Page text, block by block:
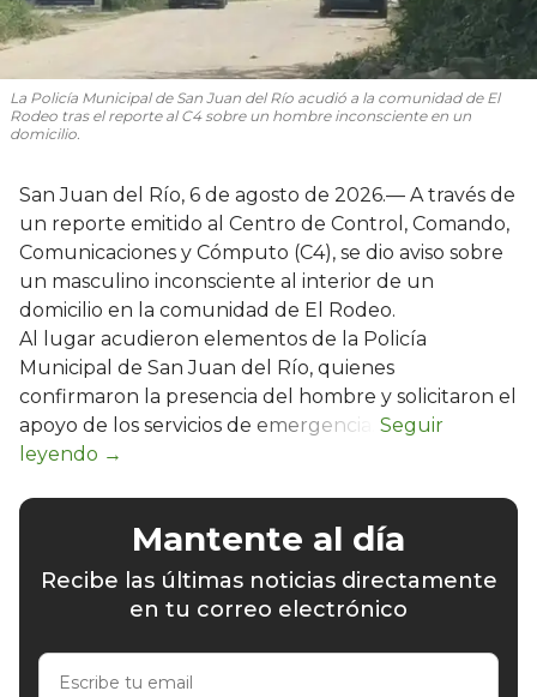
La Policía Municipal de San Juan del Río acudió a la comunidad de El
Rodeo tras el reporte al C4 sobre un hombre inconsciente en un
domicilio.
San Juan del Río, 6 de agosto de 2026.— A través de
un reporte emitido al Centro de Control, Comando,
Comunicaciones y Cómputo (C4), se dio aviso sobre
un masculino inconsciente al interior de un
domicilio en la comunidad de El Rodeo.
Al lugar acudieron elementos de la Policía
Municipal de San Juan del Río, quienes
confirmaron la presencia del hombre y solicitaron el
apoyo de los servicios de emergencia.
Mantente al día
Recibe las últimas noticias directamente
en tu correo electrónico
Escribe